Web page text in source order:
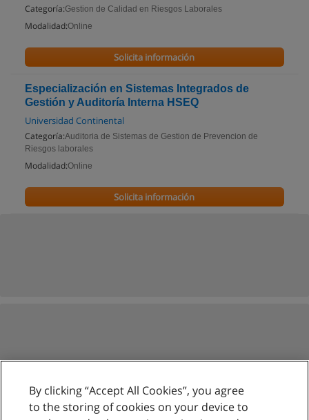
Categoría:Gestion de Calidad en Riesgos Laborales
Modalidad:Online
Solicita información
Especialización en Sistemas Integrados de
Gestión y Auditoría Interna HSEQ
Universidad Continental
Categoría:Auditoria de Sistemas de Gestion de Prevencion de
Riesgos laborales
Modalidad:Online
Solicita información
By clicking “Accept All Cookies”, you agree
to the storing of cookies on your device to